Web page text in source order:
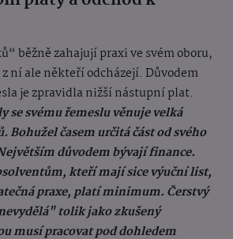
běžně zahajují praxi ve svém oboru,
ní ale někteří odcházejí. Důvodem
je zpravidla nižší nástupní plat.
se svému řemeslu věnuje velká
Bohužel časem určitá část od svého
důvodem bývají finance.
kteří mají sice výuční list,
praxe, platí minimum. Čerstvý
tolik jako zkušený
musí pracovat pod dohledem